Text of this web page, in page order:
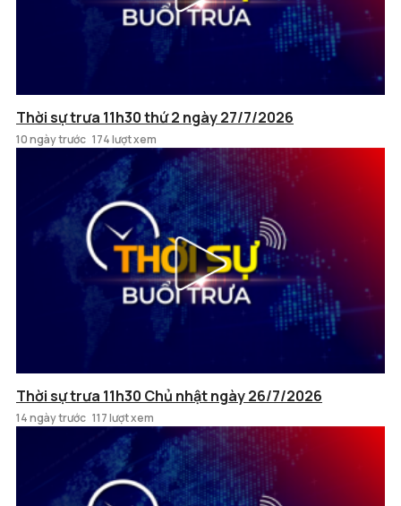
Thời sự trưa 11h30 thứ 2 ngày 27/7/2026
10 ngày trước 174 lượt xem
Thời sự trưa 11h30 Chủ nhật ngày 26/7/2026
14 ngày trước 117 lượt xem